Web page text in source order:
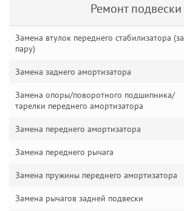
Ремонт подвески
Замена втулок переднего стабилизатора (за
пару)
Замена заднего амортизатора
Замена опоры/поворотного подшипника/
тарелки переднего амортизатора
Замена переднего амортизатора
Замена переднего рычага
Замена пружины переднего амортизатора
Замена рычагов задней подвески